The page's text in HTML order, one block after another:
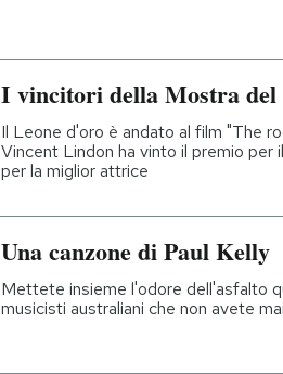
I vincitori della Mostra del
Il Leone d'oro è andato al film "The
Vincent Lindon ha vinto il premio per
per la miglior attrice
Una canzone di Paul Kelly
Mettete insieme l'odore dell'asfalto
musicisti australiani che non avete